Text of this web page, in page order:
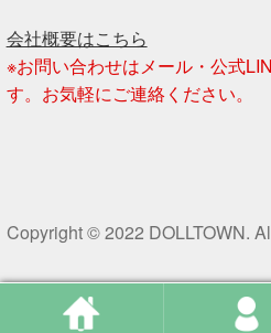
会社概要はこちら
※お問い合わせはメール・公式
す。お気軽にご連絡ください。
Copyright © 2022 DOLLTOWN.